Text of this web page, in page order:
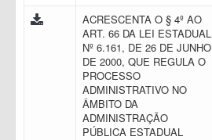
ACRESCENTA O § 4º AO
ART. 66 DA LEI ESTADUAL
Nº 6.161, DE 26 DE JUNHO
DE 2000, QUE REGULA O
PROCESSO
ADMINISTRATIVO NO
ÂMBITO DA
ADMINISTRAÇÃO
PÚBLICA ESTADUAL